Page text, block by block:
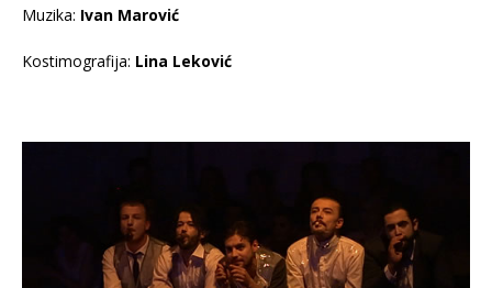
Muzika: Ivan Marović
Kostimografija: Lina Leković